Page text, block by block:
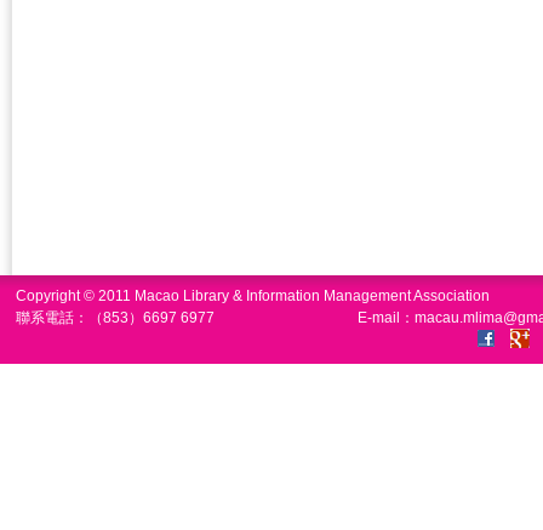
Copyright © 2011 Macao Library & Information Management Association
聯系電話：（853）6697 6977
E-mail：